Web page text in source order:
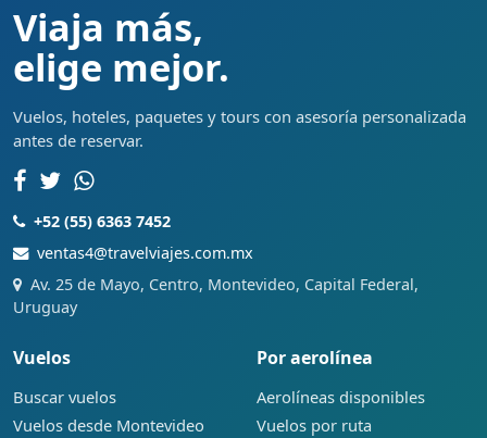
Viaja más,
elige mejor.
Vuelos, hoteles, paquetes y tours con asesoría personalizada
antes de reservar.
+52 (55) 6363 7452
ventas4@travelviajes.com.mx
Av. 25 de Mayo, Centro, Montevideo, Capital Federal,
Uruguay
Vuelos
Buscar vuelos
Vuelos desde Montevideo
Por aerolínea
Aerolíneas disponibles
Vuelos por ruta